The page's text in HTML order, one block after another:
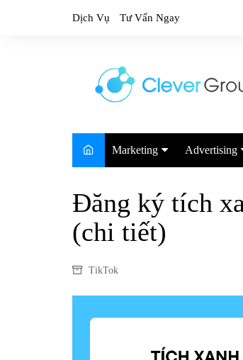
Dịch Vụ Tư Vấn Ngay
Marketing
Marketing Report
Advertising
TikTok
Đăng ký tích
(chi tiết)
TikTok